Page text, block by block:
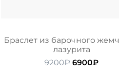
Браслет из барочного
лазурита
9200₽ 6900₽